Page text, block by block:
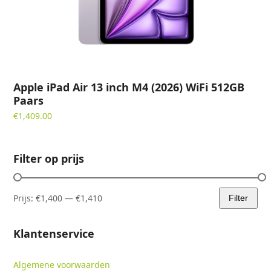
Apple iPad Air 13 inch M4 (2026) WiFi 512GB
Paars
€1,409.00
Filter op prijs
Min.
Max.
Filter
Prijs:€1,400 —€1,410
Klantenservice
Algemene voorwaarden